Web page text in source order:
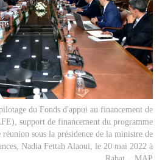
du Fonds d'appui au financement de
support de financement du programme
sous la présidence de la ministre de
Nadia Fettah Alaoui, le 20 mai 2022 à
Rabat. . MAP